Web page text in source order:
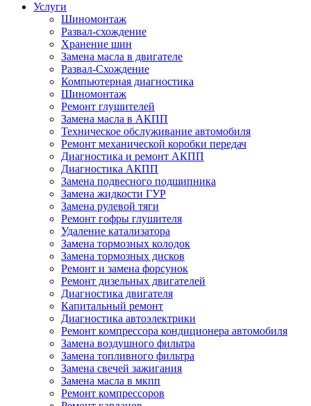
Услуги
Шиномонтаж
Развал-схождение
Хранение шин
Замена масла в двигателе
Развал-Схождение
Компьютерная диагностика
Шиномонтаж
Ремонт глушителей
Замена масла в АКПП
Техническое обслуживание автомобиля
Ремонт механической коробки передач
Диагностика и ремонт АКПП
Диагностика АКПП
Замена подвесного подшипника
Замена жидкости ГУР
Замена рулевой тяги
Ремонт гофры глушителя
Удаление катализатора
Замена тормозных колодок
Замена тормозных дисков
Ремонт и замена форсунок
Ремонт дизельных двигателей
Диагностика двигателя
Капитальный ремонт
Диагностика автоэлектрики
Ремонт компрессора кондиционера автомобиля
Замена воздушного фильтра
Замена топливного фильтра
Замена свечей зажигания
Замена масла в мкпп
Ремонт компрессоров